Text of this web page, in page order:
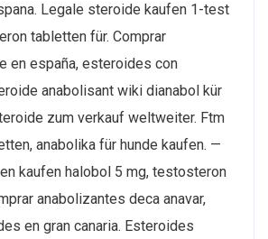
Legale steroide kaufen 1-test
tabletten für. Comprar
en españa, esteroides con
anabolisant wiki dianabol kür
zum verkauf weltweiter. Ftm
anabolika für hunde kaufen. —
kaufen halobol 5 mg, testosteron
anabolizantes deca anavar,
en gran canaria. Esteroides